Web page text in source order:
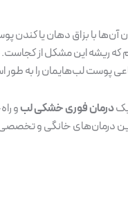
با بزاق دهان یا کندن
که ریشه این مشکل از
پوست لب‌هایمان را به طور
درمان فوری خشکی لبو
درمان‌های خانگی و